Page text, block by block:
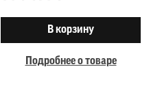
В корзину
Подробнее о товаре